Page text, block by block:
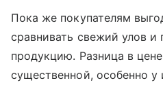
Пока же покупателям
сравнивать свежий улов
продукцию. Разница в
существенной, особенно у